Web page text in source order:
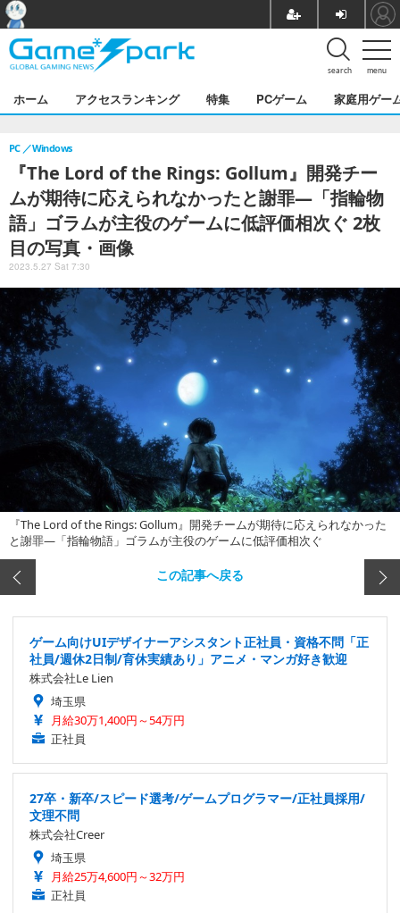
menu
search
ホーム アクセスランキング 特集 PCゲーム 家庭用ゲー
『The Lord of the Rings: Gollum』開発チー
ムが期待に応えられなかったと謝罪―「指輪物
語」ゴラムが主役のゲームに低評価相次ぐ 2枚
目の写真・画像
PC Windows
2023.5.27 Sat 7:30
『The Lord of the Rings: Gollum』開発チームが期待に応えられなかった
と謝罪―「指輪物語」ゴラムが主役のゲームに低評価相次ぐ
この記事へ戻る
ゲーム向けUIデザイナーアシスタント正社員・資格不問「正
社員/週休2日制/育休実績あり」アニメ・マンガ好き歓迎
株式会社Le Lien
埼玉県
月給30万1,400円～54万円
正社員
27卒・新卒/スピード選考/ゲームプログラマー/正社員採用/
文理不問
株式会社Creer
埼玉県
月給25万4,600円～32万円
正社員